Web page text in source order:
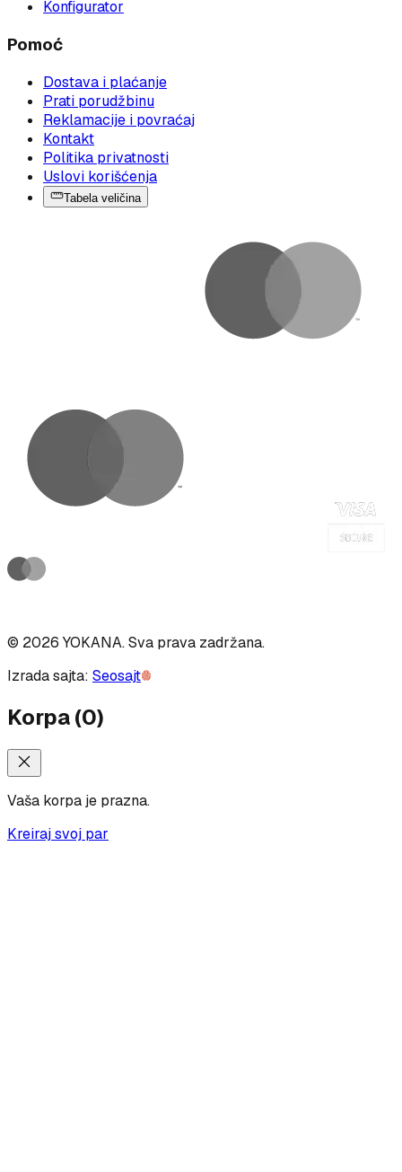
Konfigurator
Pomoć
Dostava i plaćanje
Prati porudžbinu
Reklamacije i povraćaj
Kontakt
Politika privatnosti
Uslovi korišćenja
Tabela veličina
© 2026 YOKANA.Sva prava zadržana.
Izrada sajta: Seosajt
Korpa(0)
Vaša korpa je prazna.
Kreiraj svoj par